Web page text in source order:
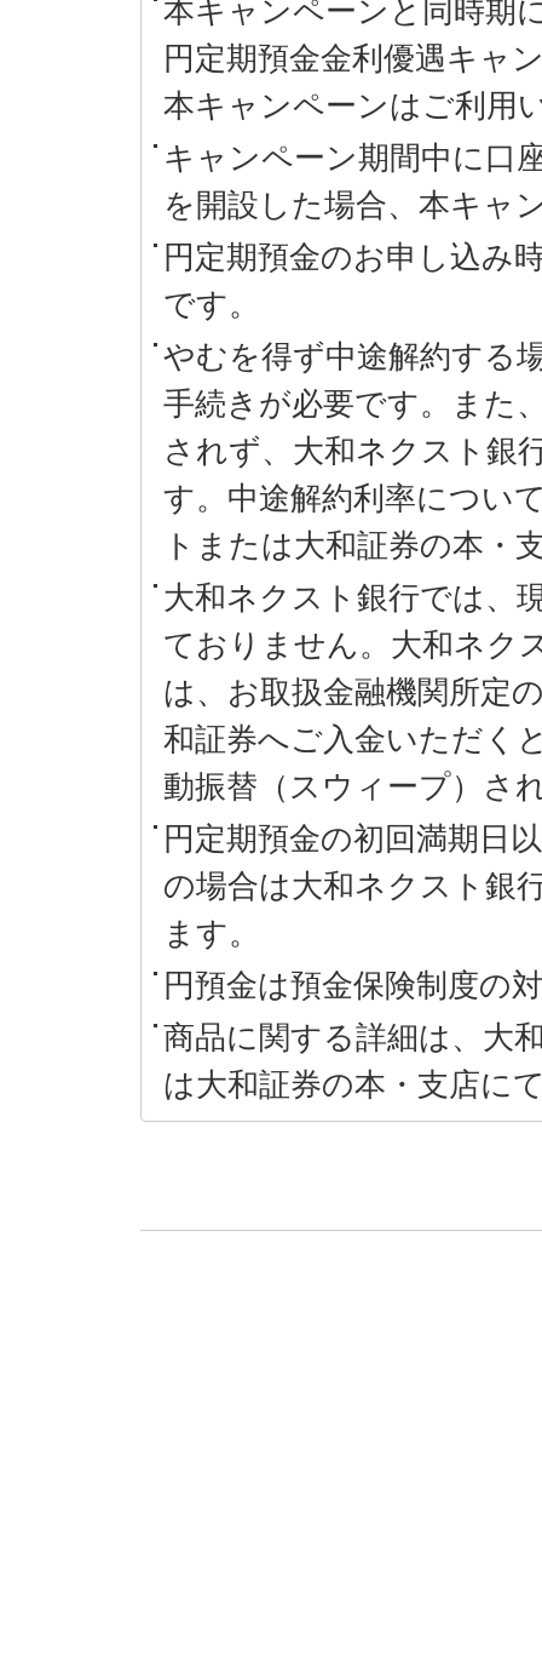
本キャンペーンと同時期
円定期預金金利優遇キャ
本キャンペーンはご利用
キャンペーン期間中に口
を開設した場合、本キャ
円定期預金のお申し込み
です。
やむを得ず中途解約する
手続きが必要です。また
されず、大和ネクスト銀
す。中途解約利率につい
トまたは大和証券の本・
大和ネクスト銀行では、
ておりません。大和ネク
は、お取扱金融機関所定
和証券へご入金いただく
動振替（スウィープ）さ
円定期預金の初回満期日
の場合は大和ネクスト銀
ます。
円預金は預金保険制度の
商品に関する詳細は、大
は大和証券の本・支店に